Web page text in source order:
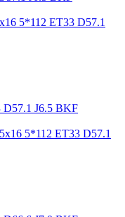
5*112 ET33 D57.1
5*112 ET33 D57.1